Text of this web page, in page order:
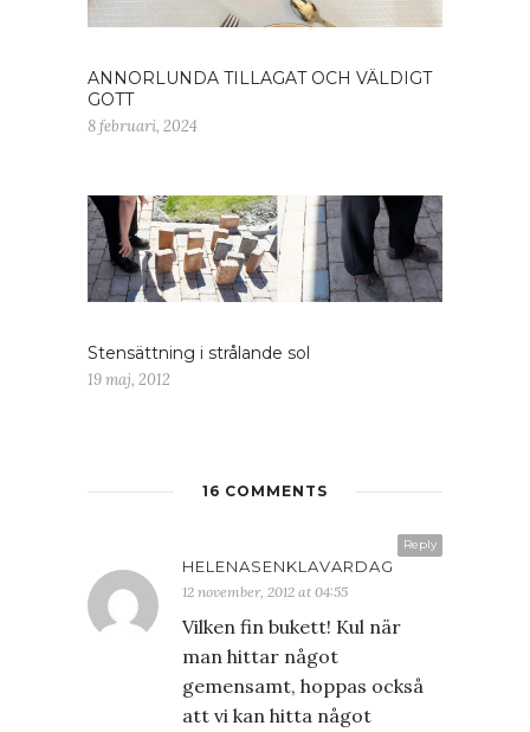
ANNORLUNDA TILLAGAT OCH VÄLDIGT
GOTT
8 februari, 2024
Stensättning i strålande sol
19 maj, 2012
16 COMMENTS
Reply
HELENASENKLAVARDAG
12 november, 2012 at 04:55
Vilken fin bukett! Kul när
man hittar något
gemensamt, hoppas också
att vi kan hitta något